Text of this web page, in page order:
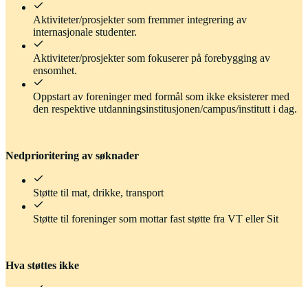
Aktiviteter/prosjekter som fremmer integrering av
internasjonale studenter.
Aktiviteter/prosjekter som fokuserer på forebygging av
ensomhet.
Oppstart av foreninger med formål som ikke eksisterer med
den respektive utdanningsinstitusjonen/campus/institutt i dag.
Nedprioritering av søknader
Støtte til mat, drikke, transport
Støtte til foreninger som mottar fast støtte fra VT eller Sit
Hva støttes ikke